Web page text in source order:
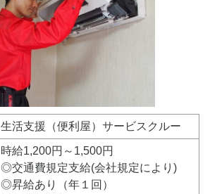
生活支援（便利屋）サービスクルー
時給1,200円～1,500円
◎交通費規定支給(会社規定により)
◎昇給あり（年１回）